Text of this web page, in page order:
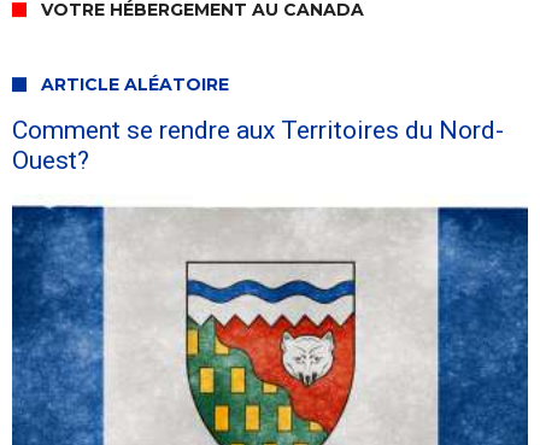
VOTRE HÉBERGEMENT AU CANADA
ARTICLE ALÉATOIRE
Comment se rendre aux Territoires du Nord-
Ouest?